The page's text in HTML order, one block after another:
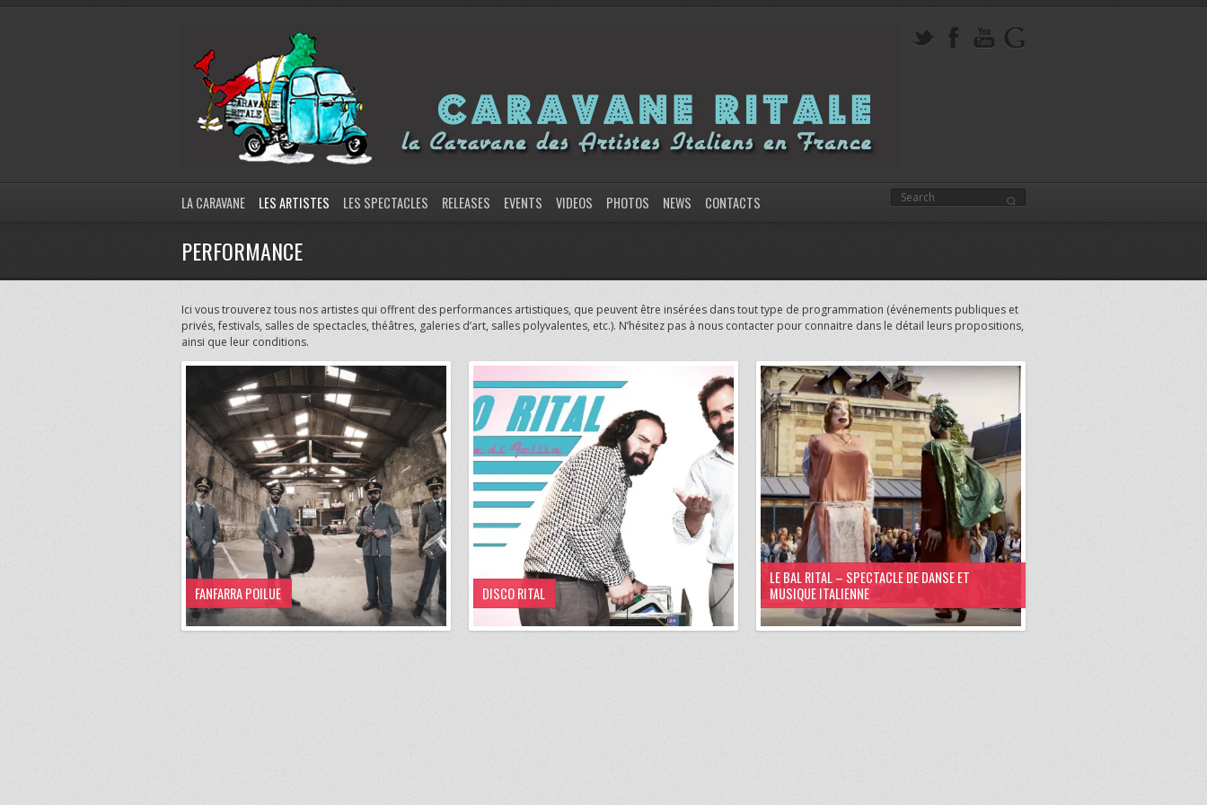
LA CARAVANE LES ARTISTES LES SPECTACLES RELEASES EVENTS VIDEOS PHOTOS NEWS CONTACTS
PERFORMANCE
Ici vous trouverez tous nos artistes qui offrent des performances artistiques, que peuvent être insérées dans tout type de programmation (événements publiques et
privés, festivals, salles de spectacles, théâtres, galeries d’art, salles polyvalentes, etc.). N’hésitez pas à nous contacter pour connaitre dans le détail leurs propositions,
ainsi que leur conditions.
FANFARRA POILUE DISCO RITAL
LE BAL RITAL – SPECTACLE DE DANSE ET
MUSIQUE ITALIENNE